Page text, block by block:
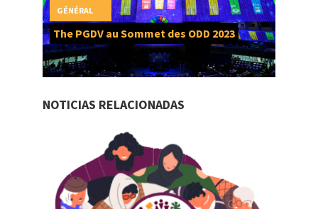
The PGDV au Sommet des ODD 2023
GÉNÉRAL
NOTICIAS RELACIONADAS